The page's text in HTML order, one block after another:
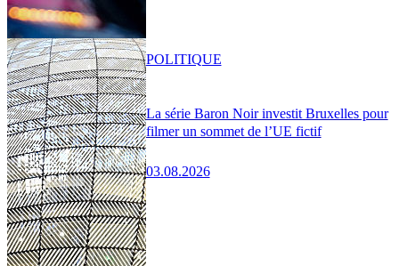
La série Baron Noir investit Bruxelles pour
filmer un sommet de l’UE fictif
03.08.2026
POLITIQUE